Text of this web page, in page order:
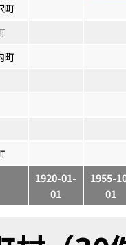
町
町
1920-01-
01
1955-
01